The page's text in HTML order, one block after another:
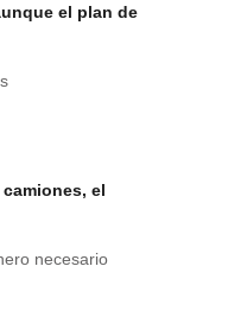
el plan de
el
necesario